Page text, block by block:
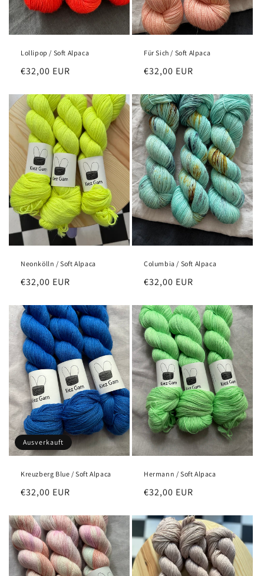
Lollipop / Soft Alpaca
Normaler
€32,00 EUR
Für Sich / Soft Alpaca
Normaler
€32,00 EUR
Neonkölln / Soft Alpaca
Normaler
€32,00 EUR
Columbia / Soft Alpaca
Normaler
€32,00 EUR
Ausverkauft
Kreuzberg Blue / Soft Alpaca
Normaler
€32,00 EUR
Hermann / Soft Alpaca
Normaler
€32,00 EUR